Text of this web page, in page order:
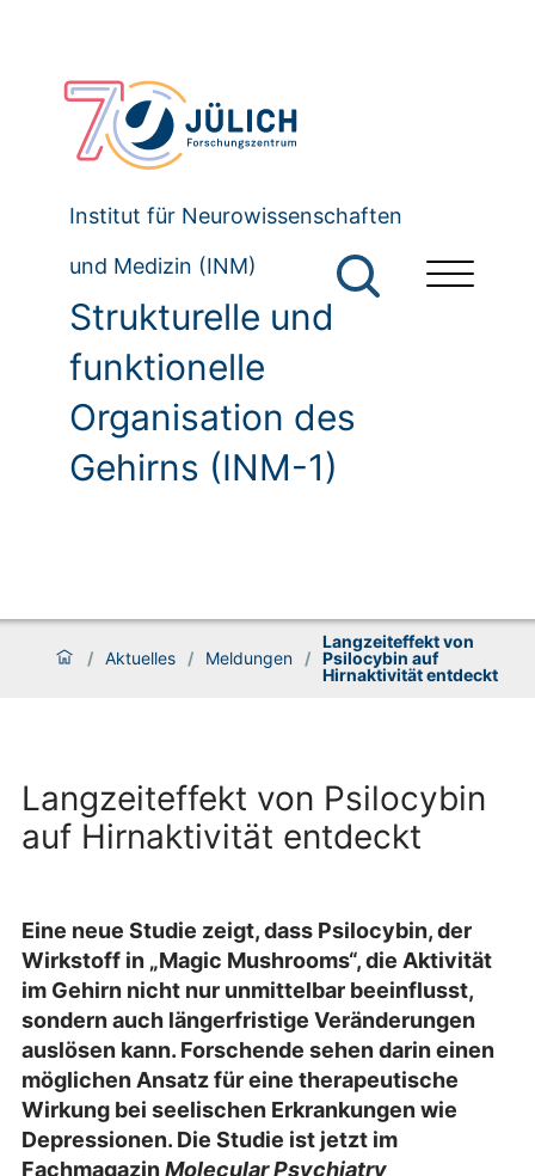
Institut für Neurowissenschaften
und Medizin (INM)
Strukturelle und
funktionelle
Organisation des
Gehirns (INM-1)
/ Aktuelles / Meldungen /
Langzeiteffekt von
Psilocybin auf
Hirnaktivität entdeckt
Langzeiteffekt von Psilocybin
auf Hirnaktivität entdeckt
Eine neue Studie zeigt, dass Psilocybin, der
Wirkstoff in „Magic Mushrooms“, die Aktivität
im Gehirn nicht nur unmittelbar beeinflusst,
sondern auch längerfristige Veränderungen
auslösen kann. Forschende sehen darin einen
möglichen Ansatz für eine therapeutische
Wirkung bei seelischen Erkrankungen wie
Depressionen. Die Studie ist jetzt im
FachmagazinMolecular Psychiatry